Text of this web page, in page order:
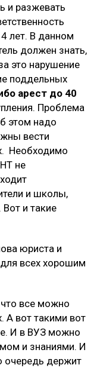
и разжевать
лет. В данном
должен знать,
это нарушение
поддельных
арест до 40
Проблема
этом надо
вести
Необходимо
не
и школы,
и такие
юриста и
всех хорошим
все можно
А вот такими вот
И в ВУЗ можно
и знаниями. И
очередь держит